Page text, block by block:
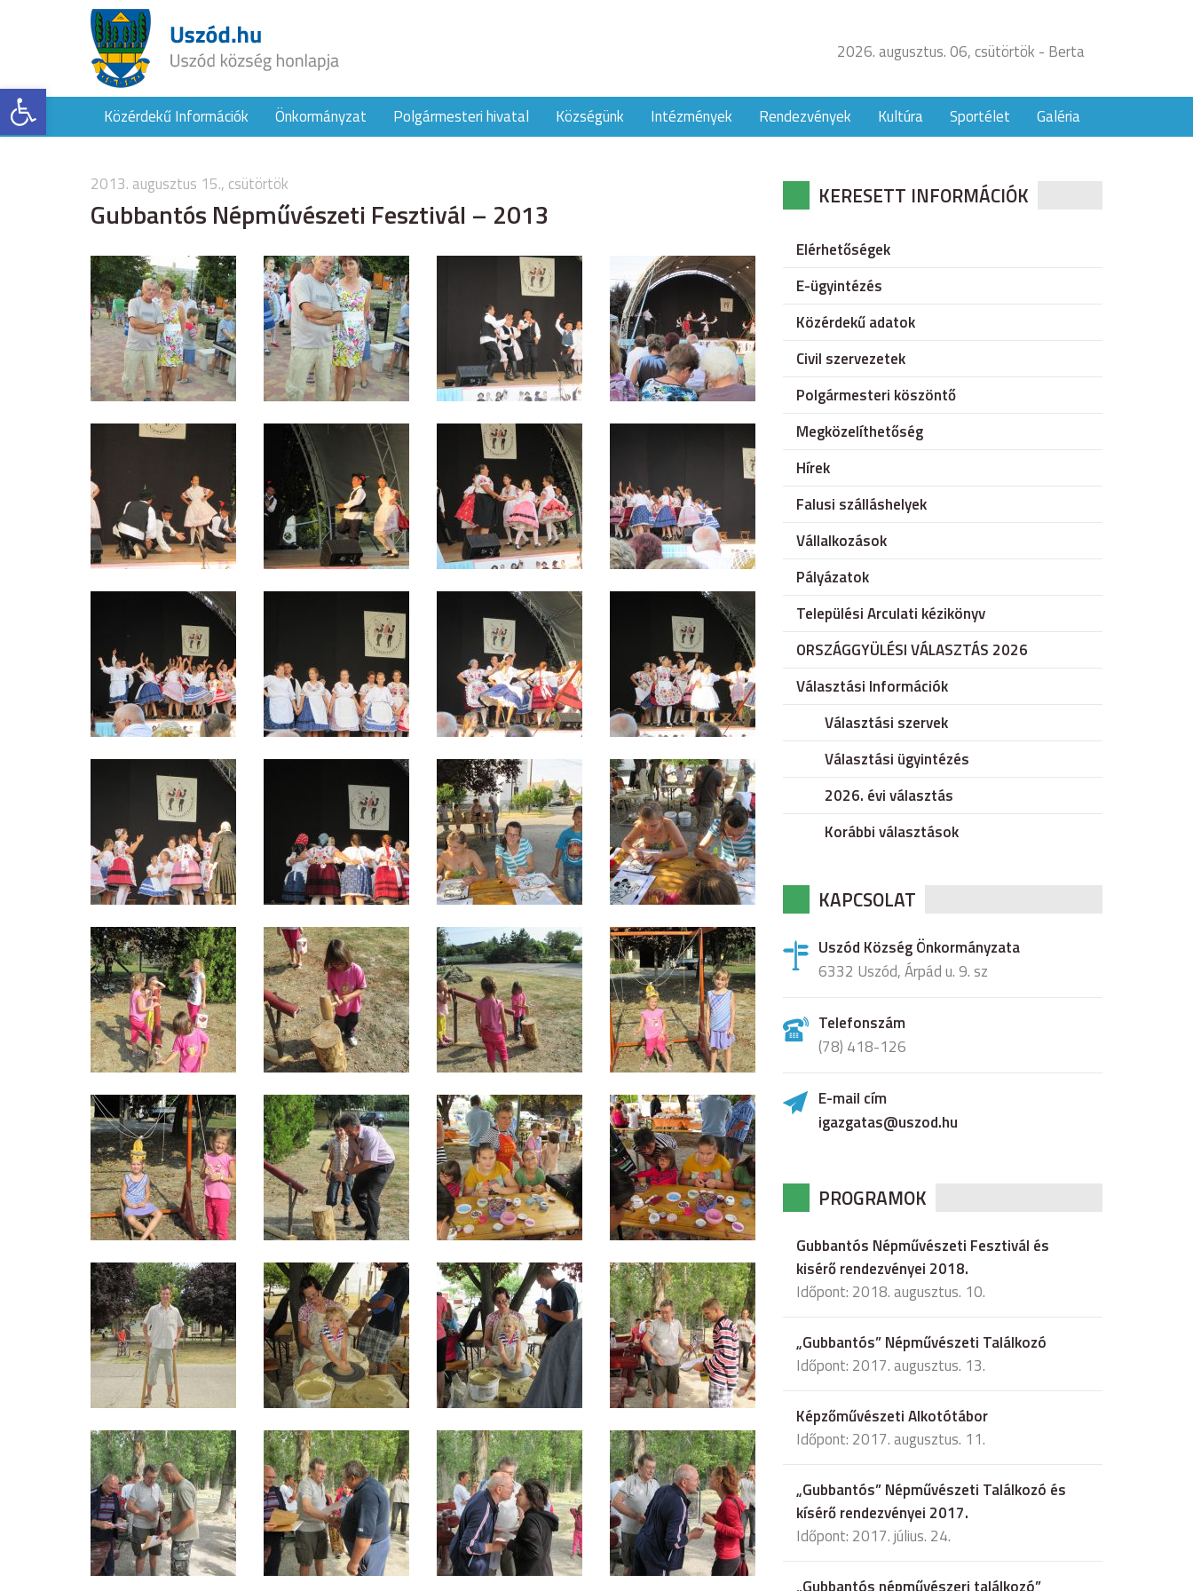
Eszköztár megnyitása
2026. augusztus. 06, csütörtök - Berta
Közérdekű Információk Önkormányzat Polgármesteri hivatal Községünk Intézmények Rendezvények Kultúra Sportélet Galéria
2013. augusztus 15., csütörtök
Gubbantós Népművészeti Fesztivál – 2013 KERESETT INFORMÁCIÓK
Elérhetőségek
E-ügyintézés
Közérdekű adatok
Civil szervezetek
Polgármesteri köszöntő
Megközelíthetőség
Hírek
Falusi szálláshelyek
Vállalkozások
Pályázatok
Települési Arculati kézikönyv
ORSZÁGGYÜLÉSI VÁLASZTÁS 2026
Választási Információk
Választási szervek
Választási ügyintézés
2026. évi választás
Korábbi választások
KAPCSOLAT
Uszód Község Önkormányzata
6332 Uszód, Árpád u. 9. sz
Telefonszám
(78) 418-126
E-mail cím
igazgatas@uszod.hu
PROGRAMOK
Gubbantós Népművészeti Fesztivál és
kisérő rendezvényei 2018.
Időpont: 2018. augusztus. 10.
„Gubbantós” Népművészeti Találkozó
Időpont: 2017. augusztus. 13.
Képzőművészeti Alkotótábor
Időpont: 2017. augusztus. 11.
„Gubbantós” Népművészeti Találkozó és
kísérő rendezvényei 2017.
Időpont: 2017. július. 24.